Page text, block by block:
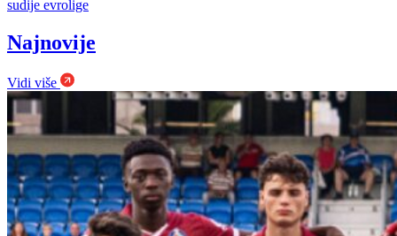
sudije evrolige
Najnovije
Vidi više